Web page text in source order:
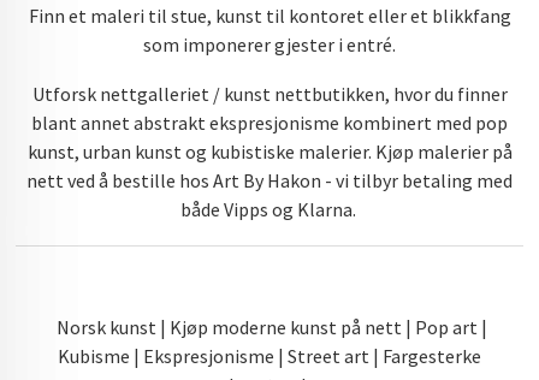
Finn et maleri til stue, kunst til kontoret eller et blikkfang
som imponerer gjester i entré.
Utforsk nettgalleriet / kunst nettbutikken, hvor du finner
blant annet abstrakt ekspresjonisme kombinert med pop
kunst, urban kunst og kubistiske malerier. Kjøp malerier på
nett ved å bestille hos Art By Hakon - vi tilbyr betaling med
både Vipps og Klarna.
Norsk kunst | Kjøp moderne kunst på nett | Pop art |
Kubisme | Ekspresjonisme | Street art | Fargesterke